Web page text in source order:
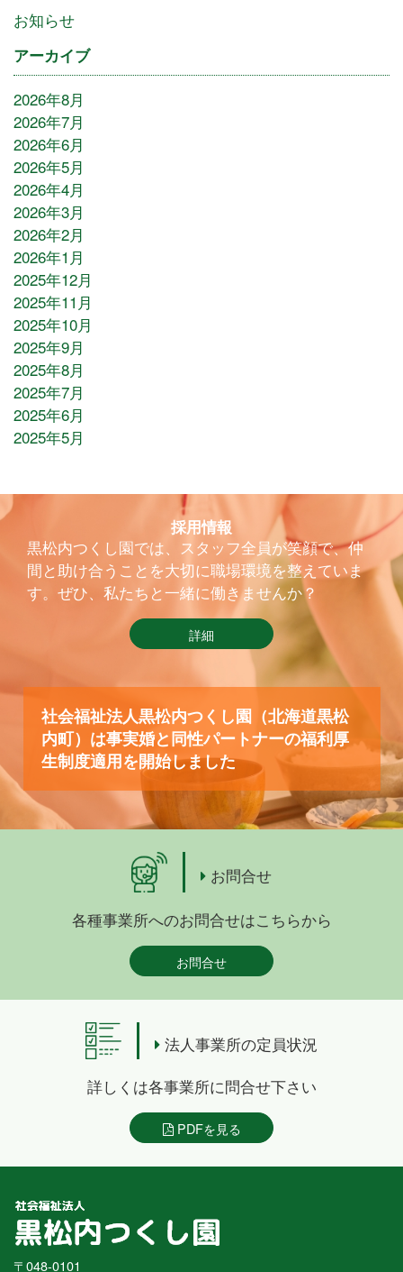
お知らせ
アーカイブ
2026年8月
2026年7月
2026年6月
2026年5月
2026年4月
2026年3月
2026年2月
2026年1月
2025年12月
2025年11月
2025年10月
2025年9月
2025年8月
2025年7月
2025年6月
2025年5月
採用情報
黒松内つくし園では、スタッフ全員が笑顔で、仲
間と助け合うことを大切に職場環境を整えていま
す。ぜひ、私たちと一緒に働きませんか？
詳細
社会福祉法人黒松内つくし園（北海道黒松
内町）は事実婚と同性パートナーの福利厚
生制度適用を開始しました
お問合せ
各種事業所へのお問合せはこちらから
お問合せ
法人事業所の定員状況
詳しくは各事業所に問合せ下さい
PDFを見る
〒048-0101